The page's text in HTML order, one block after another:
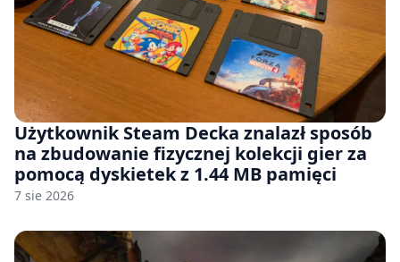
Użytkownik Steam Decka znalazł sposób
na zbudowanie fizycznej kolekcji gier za
pomocą dyskietek z 1.44 MB pamięci
7 sie 2026